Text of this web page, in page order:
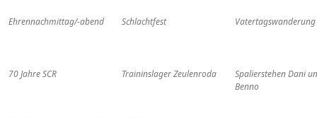
Ehrennachmittag/-abend Schlachtfest Vatertagswanderung
70 Jahre SCR Traininslager Zeulenroda
Spalierstehen Dani
Benno